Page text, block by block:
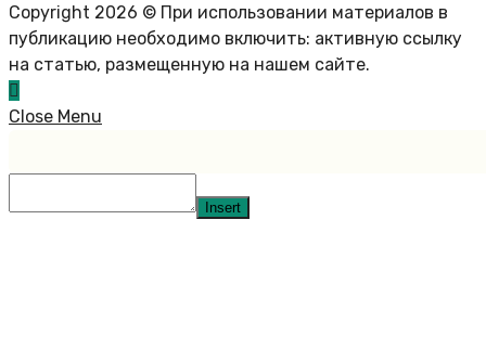
Copyright 2026 © При использовании материалов в
публикацию необходимо включить: активную ссылку
на статью, размещенную на нашем сайте.
Close Menu
Insert